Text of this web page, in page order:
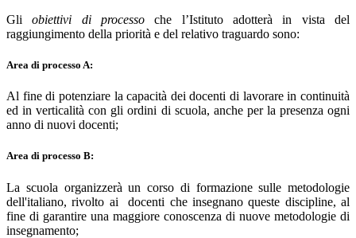
Gliobiettivi di processoche l’Istituto adotterà in vista del
raggiungimento della priorità e del relativo traguardo sono:
Area di processo A:
Al fine di potenziare la capacità dei docenti di lavorare in continuità
ed in verticalità con gli ordini di scuola, anche per la presenza ogni
anno di nuovi docenti;
Area di processo B:
La scuola organizzerà un corso di formazione sulle metodologie
dell'italiano, rivolto ai docenti che insegnano queste discipline, al
fine di garantire una maggiore conoscenza di nuove metodologie di
insegnamento;